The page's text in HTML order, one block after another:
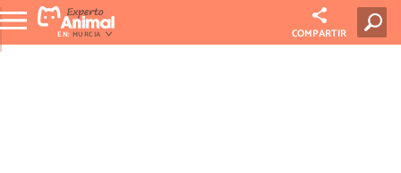
EN:MURCIA COMPARTIR